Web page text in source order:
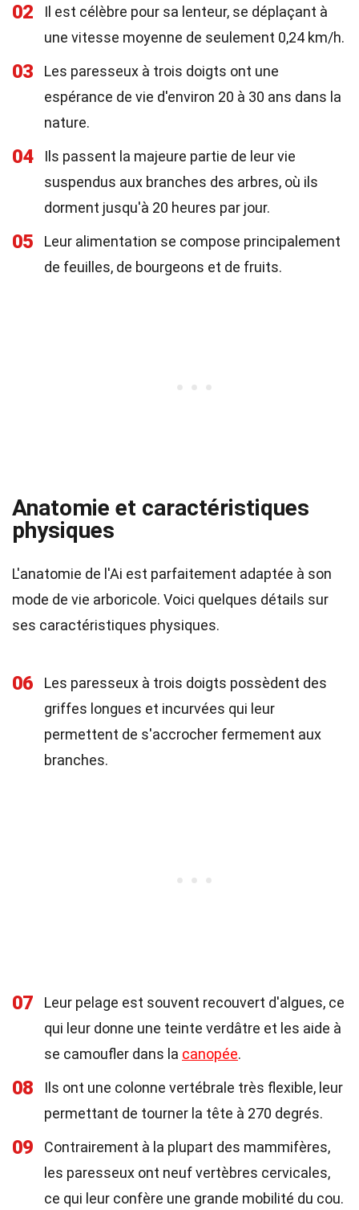
02
Il est célèbre pour sa lenteur, se déplaçant à
une vitesse moyenne de seulement 0,24 km/h.
03
Les paresseux à trois doigts ont une
espérance de vie d'environ 20 à 30 ans dans la
nature.
04
Ils passent la majeure partie de leur vie
suspendus aux branches des arbres, où ils
dorment jusqu'à 20 heures par jour.
05
Leur alimentation se compose principalement
de feuilles, de bourgeons et de fruits.
Anatomie et caractéristiques
physiques
L'anatomie de l'Ai est parfaitement adaptée à son
mode de vie arboricole. Voici quelques détails sur
ses caractéristiques physiques.
06
Les paresseux à trois doigts possèdent des
griffes longues et incurvées qui leur
permettent de s'accrocher fermement aux
branches.
07
Leur pelage est souvent recouvert d'algues, ce
qui leur donne une teinte verdâtre et les aide à
se camoufler dans la canopée.
08
Ils ont une colonne vertébrale très flexible, leur
permettant de tourner la tête à 270 degrés.
09
Contrairement à la plupart des mammifères,
les paresseux ont neuf vertèbres cervicales,
ce qui leur confère une grande mobilité du cou.